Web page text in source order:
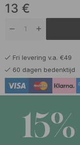
13 €
Fri levering v.a. €49
60 dagen bedenktijd
15%